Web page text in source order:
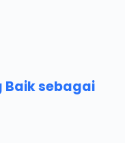
Baik sebagai